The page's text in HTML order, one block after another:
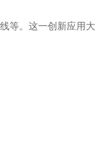
等。这一创新应用大